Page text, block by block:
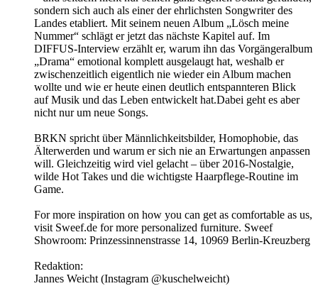
sondern sich auch als einer der ehrlichsten Songwriter des
Landes etabliert. Mit seinem neuen Album „Lösch meine
Nummer“ schlägt er jetzt das nächste Kapitel auf. Im
DIFFUS-Interview erzählt er, warum ihn das Vorgängeralbum
„Drama“ emotional komplett ausgelaugt hat, weshalb er
zwischenzeitlich eigentlich nie wieder ein Album machen
wollte und wie er heute einen deutlich entspannteren Blick
auf Musik und das Leben entwickelt hat.Dabei geht es aber
nicht nur um neue Songs.
BRKN spricht über Männlichkeitsbilder, Homophobie, das
Älterwerden und warum er sich nie an Erwartungen anpassen
will. Gleichzeitig wird viel gelacht – über 2016-Nostalgie,
wilde Hot Takes und die wichtigste Haarpflege-Routine im
Game.
For more inspiration on how you can get as comfortable as us,
visit Sweef.de for more personalized furniture. Sweef
Showroom: Prinzessinnenstrasse 14, 10969 Berlin-Kreuzberg
Redaktion:
Jannes Weicht (Instagram @kuschelweicht)